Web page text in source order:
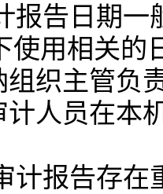
报告日期
使用相关的
组织主管负
计人员在
计报告存